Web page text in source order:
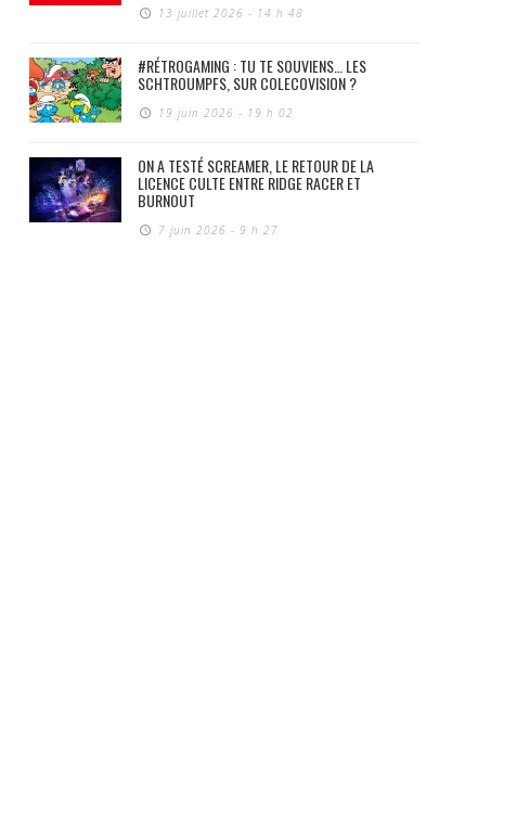
13 juillet 2026 - 14 h 48
#RÉTROGAMING : TU TE SOUVIENS… LES
SCHTROUMPFS, SUR COLECOVISION ?
19 juin 2026 - 19 h 02
ON A TESTÉ SCREAMER, LE RETOUR DE LA
LICENCE CULTE ENTRE RIDGE RACER ET
BURNOUT
7 juin 2026 - 9 h 27